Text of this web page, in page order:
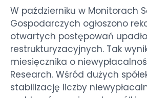
W październiku w Monitorach
Gospodarczych ogłoszono
otwartych postępowań
restrukturyzacyjnych. Tak
miesięcznika o
Research. Wśród dużych
stabilizację liczby